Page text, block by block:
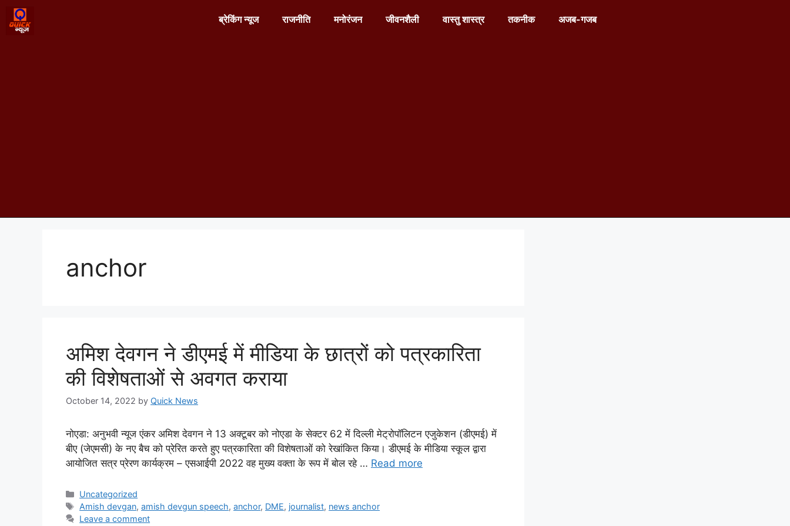
ब्रेकिंग न्यूज राजनीति मनोरंजन जीवनशैली वास्तु शास्त्र तकनीक अजब-गजब
anchor
अमिश देवगन ने डीएमई में मीडिया के छात्रों को पत्रकारिता
की विशेषताओं से अवगत कराया
October 14, 2022 by Quick News
नोएडा: अनुभवी न्यूज एंकर अमिश देवगन ने 13 अक्टूबर को नोएडा के सेक्टर 62 में दिल्ली मेट्रोपॉलिटन एजुकेशन (डीएमई) में
बीए (जेएमसी) के नए बैच को प्रेरित करते हुए पत्रकारिता की विशेषताओं को रेखांकित किया। डीएमई के मीडिया स्कूल द्वारा
आयोजित सत्र प्रेरण कार्यक्रम – एसआईपी 2022 वह मुख्य वक्ता के रूप में बोल रहे … Read more
Uncategorized
Amish devgan,amish devgun speech,anchor, DME, journalist, news anchor
Leave a comment